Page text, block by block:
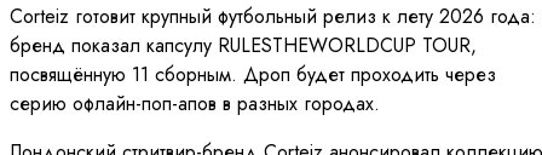
Corteiz готовит крупный футбольный релиз к лету 2026 года:
бренд показал капсулу RULESTHEWORLDCUP TOUR,
посвящённую 11 сборным. Дроп будет проходить через
серию офлайн-поп-апов в разных городах.